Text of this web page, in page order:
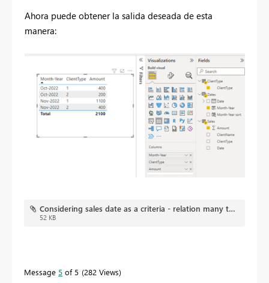
Ahora puede obtener la salida deseada de esta
manera:
Considering sales date as a criteria - relation many to many.pbix
52 KB
Message 5 of 5 282 Views